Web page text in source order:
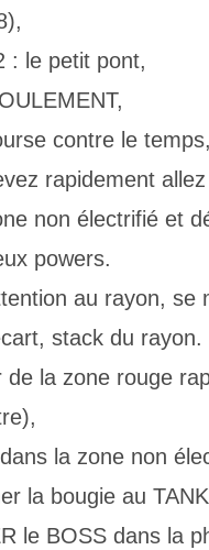
: le petit pont,
contre le
rapidement
non électrifié et
powers.
au rayon, se
stack du rayon.
de la zone rouge
la zone non
la bougie au
le BOSS dans la